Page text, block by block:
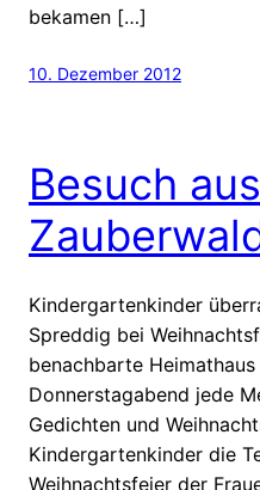
bekamen […]
10. Dezember 2012
Besuch
Kindergartenkinder
Spreddig bei
benachbarte
Donnerstagabend jede
Gedichten und
Kindergartenkinder die
Weihnachtsfeier der